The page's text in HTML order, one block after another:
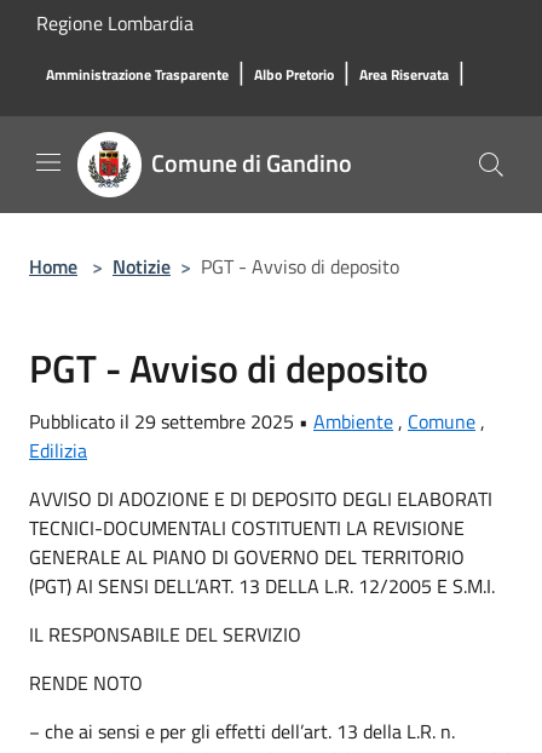
Salta al contenuto principale
Regione Lombardia
Amministrazione Trasparente | Albo Pretorio | Area Riservata |
Comune di Gandino
Home > Notizie > PGT - Avviso di deposito
PGT - Avviso di deposito
Pubblicato il 29 settembre 2025 • Ambiente, Comune,
Edilizia
AVVISO DI ADOZIONE E DI DEPOSITO DEGLI ELABORATI
TECNICI-DOCUMENTALI COSTITUENTI LA REVISIONE
GENERALE AL PIANO DI GOVERNO DEL TERRITORIO
(PGT) AI SENSI DELL’ART. 13 DELLA L.R. 12/2005 E S.M.I.
IL RESPONSABILE DEL SERVIZIO
RENDE NOTO
− che ai sensi e per gli effetti dell’art. 13 della L.R. n.